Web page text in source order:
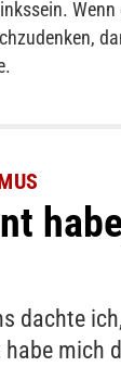
dachte
mich